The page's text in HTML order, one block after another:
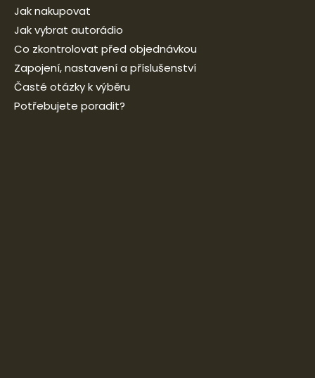
Jak nakupovat
Jak vybrat autorádio
Co zkontrolovat před objednávkou
Zapojení, nastavení a příslušenství
Časté otázky k výběru
Potřebujete poradit?